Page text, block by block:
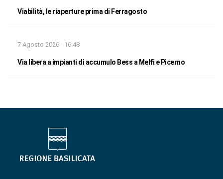
Viabilità, le riaperture prima di Ferragosto
7 Agosto 2026 - 16:48
Via libera a impianti di accumulo Bess a Melfi e Picerno